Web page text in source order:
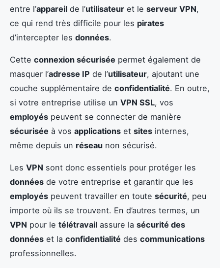
entre l’appareil de l’utilisateur et le serveur VPN,
ce qui rend très difficile pour les pirates
d’intercepter les données.
Cette connexion sécurisée permet également de
masquer l’adresse IP de l’utilisateur, ajoutant une
couche supplémentaire de confidentialité. En outre,
si votre entreprise utilise un VPN SSL, vos
employés peuvent se connecter de manière
sécurisée à vos applications et sites internes,
même depuis un réseau non sécurisé.
Les VPN sont donc essentiels pour protéger les
données de votre entreprise et garantir que les
employés peuvent travailler en toute sécurité, peu
importe où ils se trouvent. En d’autres termes, un
VPN pour le télétravail assure la sécurité des
données et la confidentialité des communications
professionnelles.